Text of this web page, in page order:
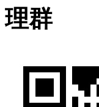
理群